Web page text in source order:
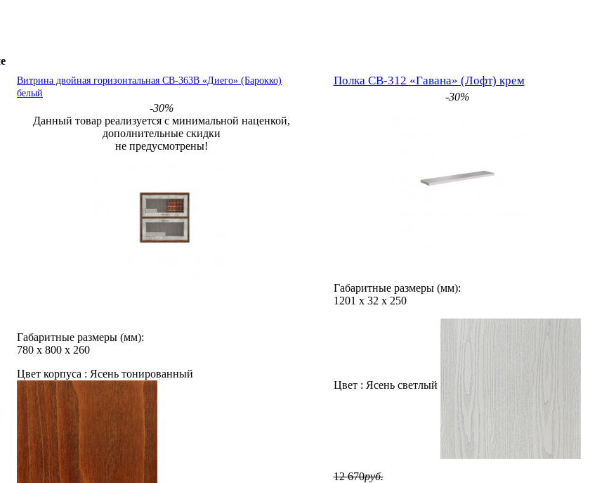
Витрина двойная горизонтальная СВ-363В «Диего» (Барокко)
белый
-30%
Данный товар реализуется с минимальной наценкой,
дополнительные скидки
не предусмотрены!
Габаритные размеры (мм):
780 х 800 х 260
Цвет корпуса : Ясень тонированный
Полка СВ-312 «Гавана» (Лофт) крем
-30%
Габаритные размеры (мм):
1201 х 32 х 250
Цвет : Ясень светлый
12 670руб.